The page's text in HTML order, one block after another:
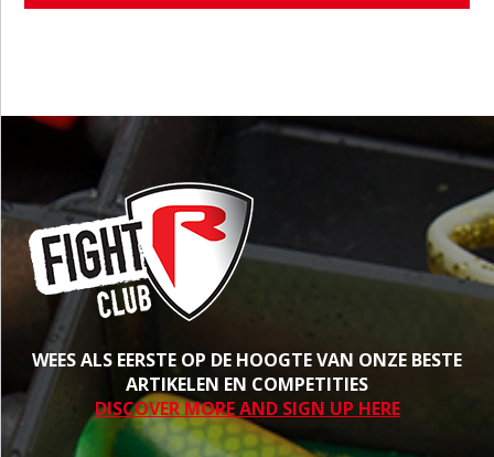
WEES ALS EERSTE OP DE HOOGTE VAN ONZE BESTE
ARTIKELEN EN COMPETITIES
DISCOVER MORE AND SIGN UP HERE